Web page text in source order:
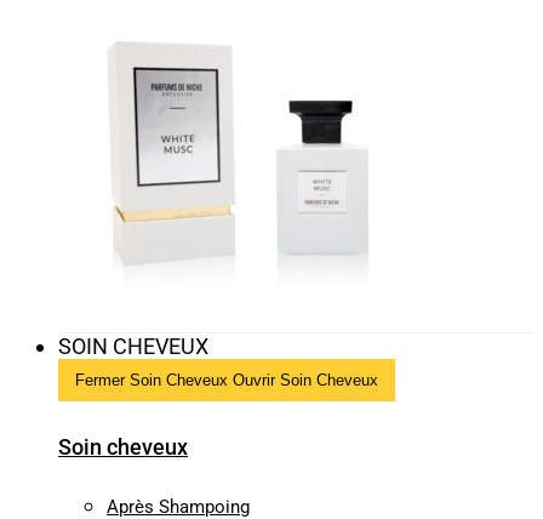
SOIN CHEVEUX
Fermer Soin Cheveux Ouvrir Soin Cheveux
Soin cheveux
Après Shampoing